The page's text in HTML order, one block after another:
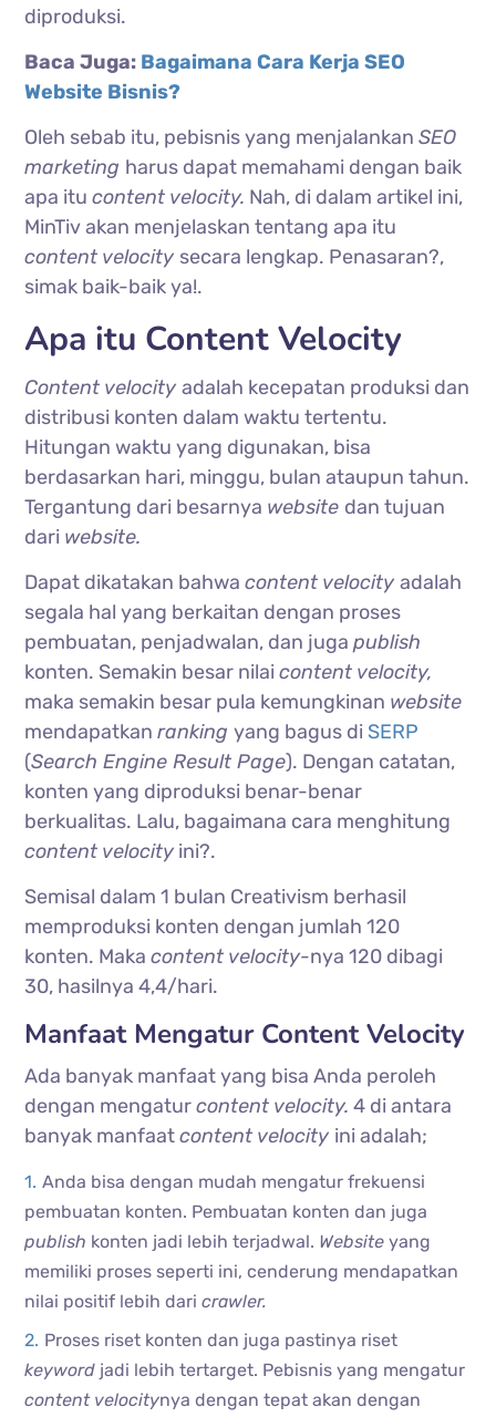
diproduksi.
Baca Juga: Bagaimana Cara Kerja SEO
Website Bisnis?
Oleh sebab itu, pebisnis yang menjalankanSEO
marketing harus dapat memahami dengan baik
apa itucontent velocity. Nah, di dalam artikel ini,
MinTiv akan menjelaskan tentang apa itu
content velocity secara lengkap. Penasaran?,
simak baik-baik ya!.
Apa itu Content Velocity
Content velocityadalah kecepatan produksi dan
distribusi konten dalam waktu tertentu.
Hitungan waktu yang digunakan, bisa
berdasarkan hari, minggu, bulan ataupun tahun.
Tergantung dari besarnya website dan tujuan
dari website.
Dapat dikatakan bahwacontent velocityadalah
segala hal yang berkaitan dengan proses
pembuatan, penjadwalan, dan jugapublish
konten. Semakin besar nilaicontent velocity,
maka semakin besar pula kemungkinan website
mendapatkanrankingyang bagus di SERP
(Search Engine Result Page). Dengan catatan,
konten yang diproduksi benar-benar
berkualitas. Lalu, bagaimana cara menghitung
content velocity ini?.
Semisal dalam 1 bulan Creativism berhasil
memproduksi konten dengan jumlah 120
konten. Makacontent velocity-nya 120 dibagi
30, hasilnya 4,4/hari.
Manfaat Mengatur Content Velocity
Ada banyak manfaat yang bisa Anda peroleh
dengan mengaturcontent velocity. 4 di antara
banyak manfaatcontent velocity ini adalah;
Anda bisa dengan mudah mengatur frekuensi
pembuatan konten. Pembuatan konten dan juga
publish konten jadi lebih terjadwal. Websiteyang
memiliki proses seperti ini, cenderung mendapatkan
nilai positif lebih daricrawler.
Proses riset konten dan juga pastinya riset
keyword jadi lebih tertarget. Pebisnis yang mengatur
content velocitynya dengan tepat akan dengan